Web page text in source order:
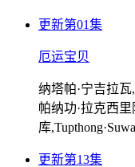
更新第01集
厄运宝贝
纳塔帕·宁吉拉
帕纳功·拉克西
库
更新第13集